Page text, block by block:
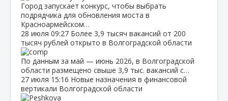
Город запускает конкурс, чтобы выбрать
подрядчика для обновления моста в
Красноармейском…
28 июля 09:27 Более 3,9 тысяч вакансий от 200
тысяч рублей открыто в Волгоградской области
По данным за май — июнь 2026, в Волгоградской
области размещено свыше 3,9 тыс. вакансий с…
27 июля 15:16 Новые назначения в финансовой
вертикали Волгоградской области